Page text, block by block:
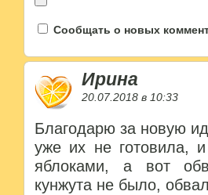
Сообщать о новых
Ирина
20.07.2018 в 10:33
Благодарю за новую
уже их не готовила,
яблоками, а вот
кунжута не было,